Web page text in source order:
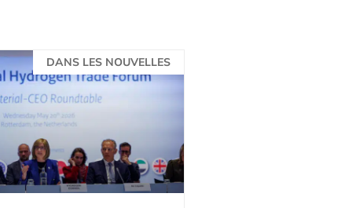
DANS LES NOUVELLES